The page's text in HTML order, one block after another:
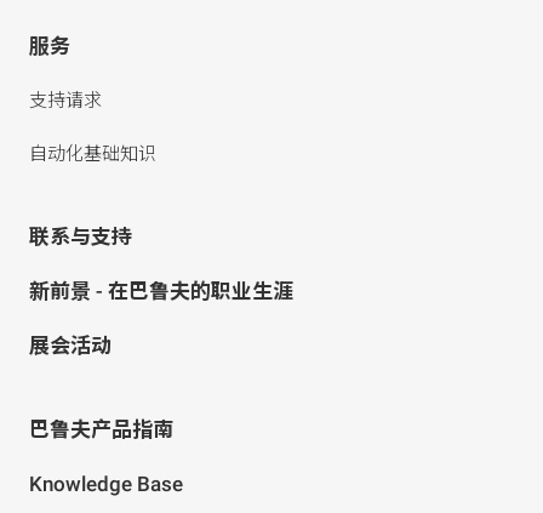
服务
支持请求
自动化基础知识
联系与支持
新前景 - 在巴鲁夫的职业生涯
展会活动
巴鲁夫产品指南
Knowledge Base